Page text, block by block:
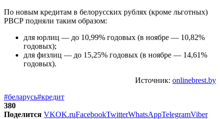
По новым кредитам в белорусских рублях (кроме льготных)
РВСР подняли таким образом:
для юрлиц — до 10,99% годовых (в ноябре — 10,82%
годовых);
для физлиц — до 15,25% годовых (в ноябре — 14,61%
годовых).
Источник: onlinebrest.by
#беларусь#кредит
380
Поделится VKOK.ruFacebookTwitterWhatsAppTelegramViber